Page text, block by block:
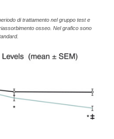
di trattamento nel gruppo test e
osseo. Nel grafico sono